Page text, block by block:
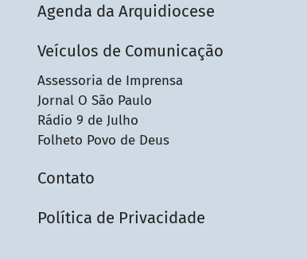
Agenda da Arquidiocese
Veículos de Comunicação
Assessoria de Imprensa
Jornal O São Paulo
Rádio 9 de Julho
Folheto Povo de Deus
Contato
Política de Privacidade